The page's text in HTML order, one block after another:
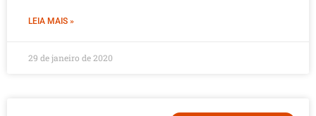
LEIA MAIS »
29 de janeiro de 2020